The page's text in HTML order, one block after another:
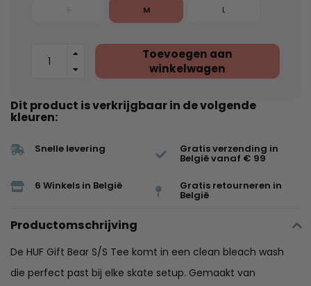
M L
Toevoegen aan
winkelwagen
Dit product is verkrijgbaar in de volgende
kleuren:
Snelle levering Gratis verzending in
België vanaf € 99
6 Winkels in België Gratis retourneren in
België
Productomschrijving
De HUF Gift Bear S/S Tee komt in een clean bleach wash
die perfect past bij elke skate setup. Gemaakt van